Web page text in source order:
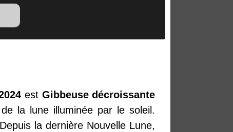
est Gibbeuse décroissante
la lune illuminée par le soleil.
la dernière Nouvelle Lune,